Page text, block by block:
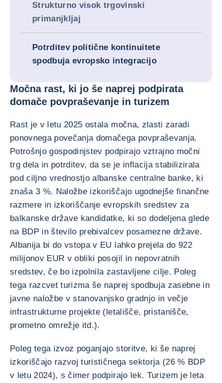
Strukturno visok trgovinski
primanjkljaj
Potrditev politične kontinuitete
spodbuja evropsko integracijo
Močna rast, ki jo še naprej podpirata
domače povpraševanje in turizem
Rast je v letu 2025 ostala močna, zlasti zaradi
ponovnega povečanja domačega povpraševanja.
Potrošnjo gospodinjstev podpirajo vztrajno močni
trg dela in potrditev, da se je inflacija stabilizirala
pod ciljno vrednostjo albanske centralne banke, ki
znaša 3 %. Naložbe izkoriščajo ugodnejše finančne
razmere in izkoriščanje evropskih sredstev za
balkanske države kandidatke, ki so dodeljena glede
na BDP in število prebivalcev posamezne države.
Albanija bi do vstopa v EU lahko prejela do 922
milijonov EUR v obliki posojil in nepovratnih
sredstev, če bo izpolnila zastavljene cilje. Poleg
tega razcvet turizma še naprej spodbuja zasebne in
javne naložbe v stanovanjsko gradnjo in večje
infrastrukturne projekte (letališče, pristanišče,
prometno omrežje itd.).
Poleg tega izvoz poganjajo storitve, ki še naprej
izkoriščajo razvoj turističnega sektorja (26 % BDP
v letu 2024), s čimer podpirajo lek. Turizem je leta